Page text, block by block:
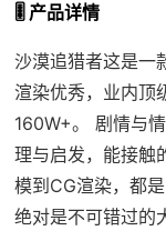
🎚️ 产品详情
沙漠追猎者这是一
渲染优秀，业内顶
160W+。 剧情与
理与启发，能接触
模到CG渲染，都
绝对是不可错过的